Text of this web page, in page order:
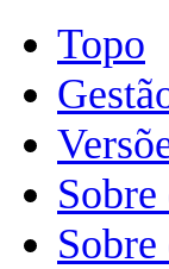
Topo
Sobre
Sobre